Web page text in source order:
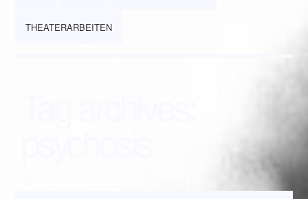
THEATERARBEITEN